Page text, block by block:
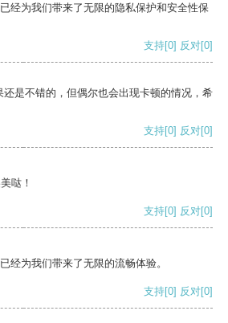
经为我们带来了无限的隐私保护和安全性保
支持[0] 反对[0]
是不错的，但偶尔也会出现卡顿的情况，希
支持[0] 反对[0]
哒！
支持[0] 反对[0]
经为我们带来了无限的流畅体验。
支持[0] 反对[0]